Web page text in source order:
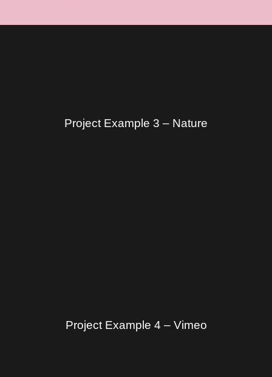
Project Example 3 – Nature
Project Example 4 – Vimeo